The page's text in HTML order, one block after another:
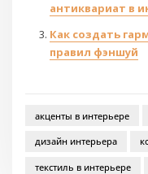
антиквариат в
Как создать
правил фэншуй
акценты в интерьере
дизайн интерьера
текстиль в интерьере